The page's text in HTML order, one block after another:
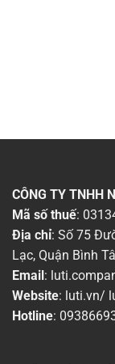
CÔNG TY TNHH
Mã số thuế:
Địa chỉ: Số 75
Lạc, Quận Bình
Email :
Website: luti.vn/
Hotline: